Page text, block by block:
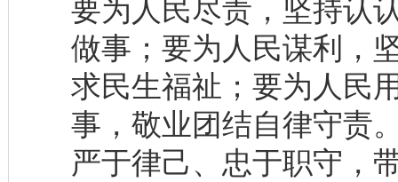
要为人民尽责，坚持认
做事；要为人民谋利，
求民生福祉；要为人民
事，敬业团结自律守责
严于律己、忠于职守，